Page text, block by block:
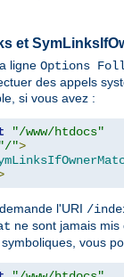
et
ligne Options
des appels
si vous avez :
"/www/htdocs"
"/">
l'URI /
ne sont jamais
vous